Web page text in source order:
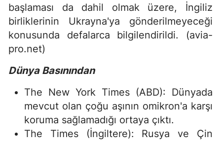
başlaması da dahil olmak üzere, İngiliz
birliklerinin Ukrayna'ya gönderilmeyeceği
konusunda defalarca bilgilendirildi. (avia-
pro.net)
Dünya Basınından
The New York Times (ABD): Dünyada
mevcut olan çoğu aşının omikron'a karşı
koruma sağlamadığı ortaya çıktı.
The Times (İngiltere): Rusya ve Çin